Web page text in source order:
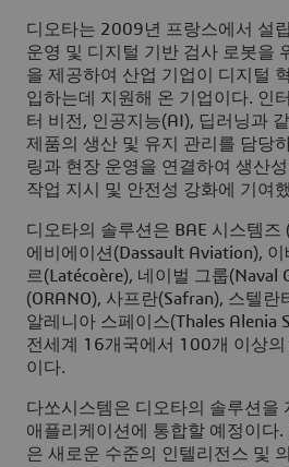
디오타는 2009년 프랑스에서 설
운영 및 디지털 기반 검사 로봇을
을 제공하여 산업 기업이 디지털
입하는데 지원해 온 기업이다. 인
터 비전, 인공지능(AI), 딥러닝과
제품의 생산 및 유지 관리를 담당
링과 현장 운영을 연결하여 생산
작업 지시 및 안전성 강화에 기여
디오타의 솔루션은 BAE 시스템즈
에비에이션(Dassault Aviation), 이
르(Latécoère), 네이벌 그룹(Naval
(ORANO), 사프란(Safran), 스텔
알레니아 스페이스(Thales Alenia
전세계 16개국에서 100개 이상
이다.
다쏘시스템은 디오타의 솔루션을
애플리케이션에 통합할 예정이다.
은 새로운 수준의 인텔리전스 및